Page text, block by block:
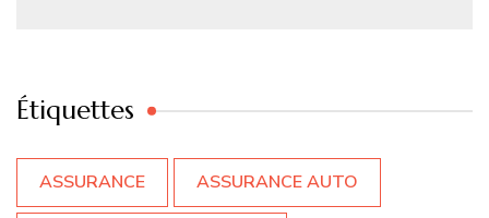
Étiquettes
ASSURANCE ASSURANCE AUTO